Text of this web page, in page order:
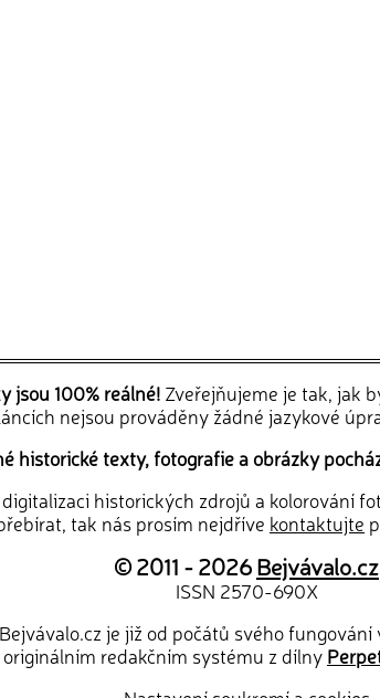
jsou 100% reálné! Zveřejňujeme je tak, jak
nejsou prováděny žádné jazykové
historické texty, fotografie a obrázky
historických zdrojů a kolorování
tak nás prosím nejdříve kontaktujte
© 2011 - 2026Bejvávalo.cz
ISSN 2570-690X
je již od počátů svého fungování
originálním redakčním systému z dílny